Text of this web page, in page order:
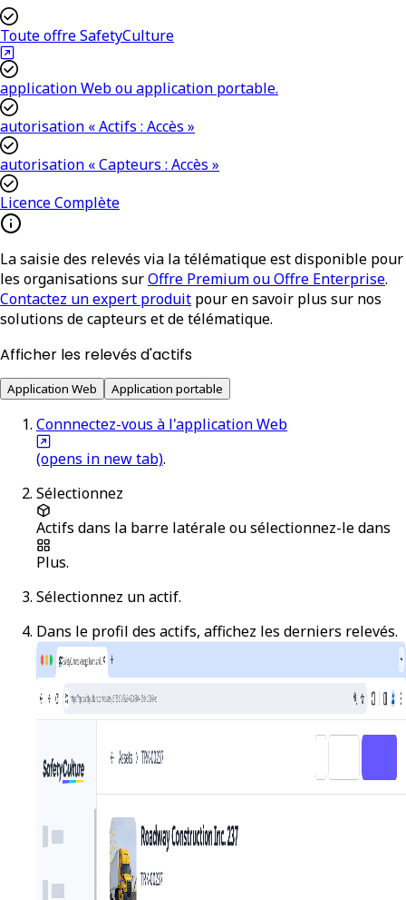
Toute offre SafetyCulture
application Web ou application portable.
autorisation « Actifs : Accès »
autorisation « Capteurs : Accès »
Licence Complète
La saisie des relevés via la télématique est disponible pour
les organisations surOffre Premium ou Offre Enterprise.
Contactez un expert produit pour en savoir plus sur nos
solutions de capteurs et de télématique.
Afficher les relevés d'actifs
Application Web Application portable
Connnectez-vous à l'application Web
(opens in new tab).
Sélectionnez
Actifs dans la barre latérale ou sélectionnez-le dans
Plus.
Sélectionnez un actif.
Dans le profil des actifs, affichez les derniers relevés.